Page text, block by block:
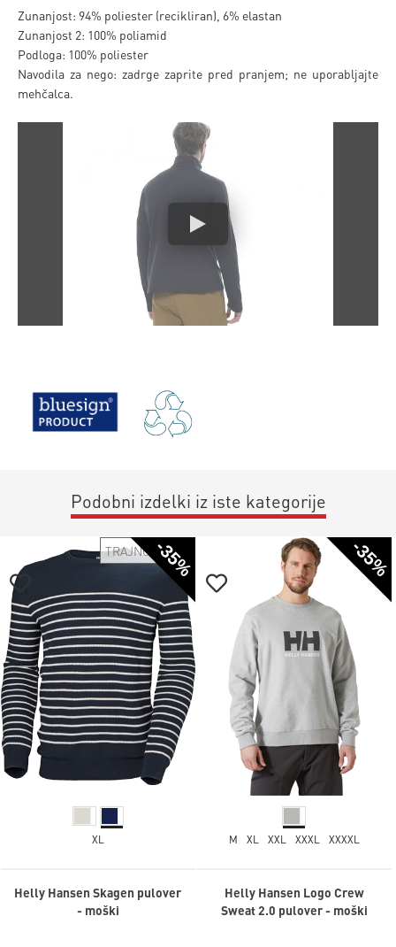
Zunanjost: 94% poliester (recikliran), 6% elastan
Zunanjost 2: 100% poliamid
Podloga: 100% poliester
Navodila za nego: zadrge zaprite pred pranjem; ne uporabljajte
mehčalca.
Podobni izdelki iz iste kategorije
-35%
TRAJNOSTNO
XL
Helly Hansen Skagen pulover
- moški
-35%
M XL XXL XXXL XXXXL
Helly Hansen Logo Crew
Sweat 2.0 pulover - moški